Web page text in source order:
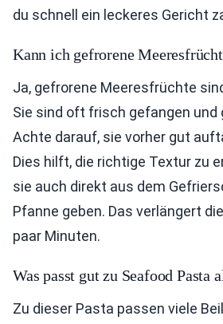
du schnell ein leckeres Gericht
Kann ich gefrorene
Ja, gefrorene Meeresfrüchte
Sie sind oft frisch gefangen und
Achte darauf, sie vorher gut
Dies hilft, die richtige Textur zu
sie auch direkt aus dem
Pfanne geben. Das verlängert
paar Minuten.
Was passt gut zu Seafood Pasta
Zu dieser Pasta passen viele